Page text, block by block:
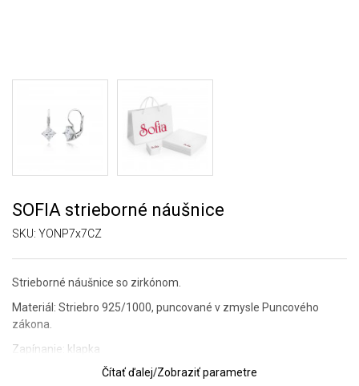
SOFIA strieborné náušnice
SKU: YONP7x7CZ
Strieborné náušnice so zirkónom.
Materiál: Striebro 925/1000, puncované v zmysle Puncového
zákona.
Zapínanie: klapka
Rozmery zirkónu: 7 x 7 mm
Čítať ďalej/Zobraziť parametre